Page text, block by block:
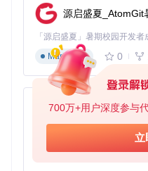
700万+用户深度参与
立
使用gureum的"符号快速
图：iOS版gureum键盘设置
逻辑
💡 多语言社交媒体工作流
启用"自动切换"功能：
设置文本替换：
使用Fn+F12调出表情
源启盛夏_AtomGit
Markdown
0
py-xiaozhi
Python
0 1